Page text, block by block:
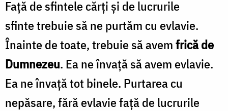
Onofrei
Faţă de sfintele cărţi şi de lucrurile
sfinte trebuie să ne purtăm cu evlavie.
Înainte de toate, trebuie să avemfrică de
Dumnezeu. Ea ne învaţă să avem evlavie.
Ea ne învaţă tot binele. Purtarea cu
nepăsare, fără evlavie faţă de lucrurile